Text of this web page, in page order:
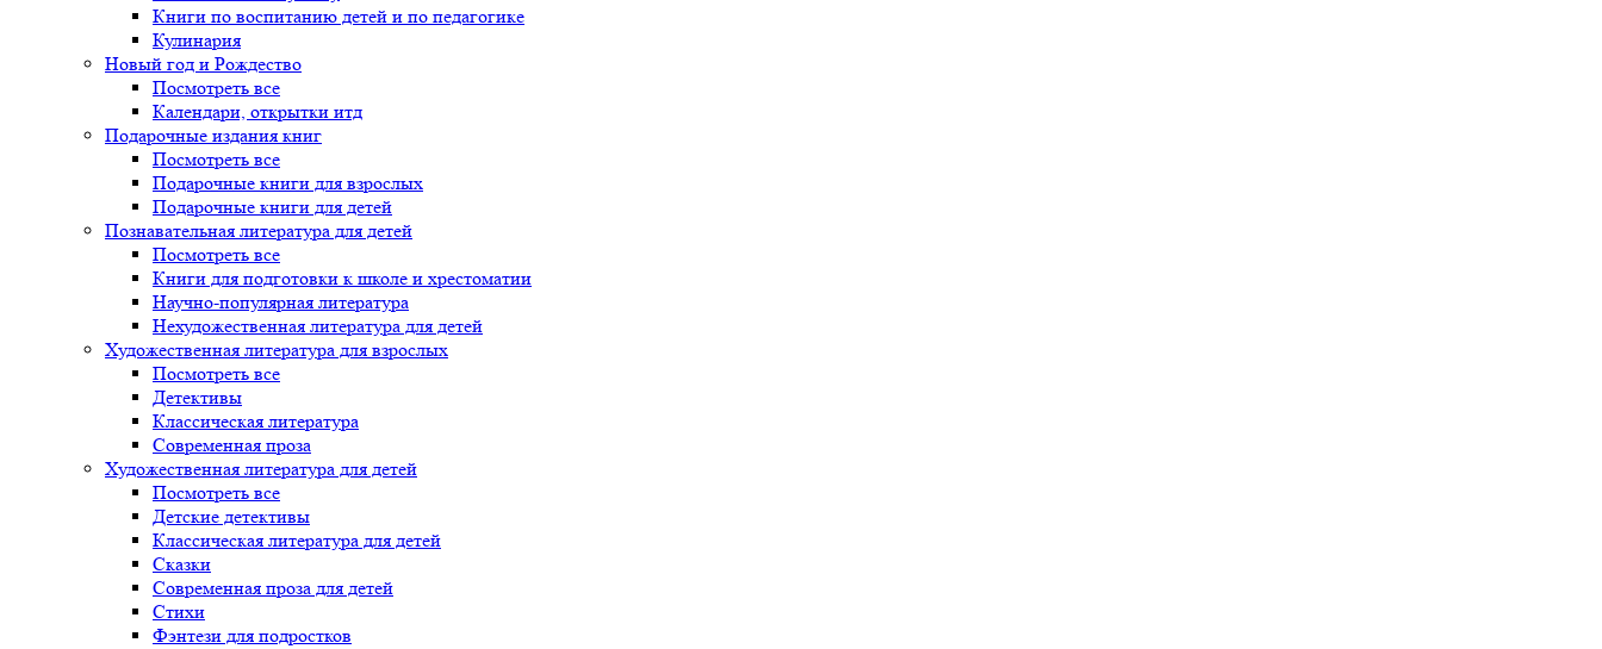
Книги по воспитанию детей и по педагогике
Кулинария
Новый год и Рождество
Посмотреть все
Календари, открытки итд
Подарочные издания книг
Посмотреть все
Подарочные книги для взрослых
Подарочные книги для детей
Познавательная литература для детей
Посмотреть все
Книги для подготовки к школе и хрестоматии
Научно-популярная литература
Нехудожественная литература для детей
Художественная литература для взрослых
Посмотреть все
Детективы
Классическая литература
Современная проза
Художественная литература для детей
Посмотреть все
Детские детективы
Классическая литература для детей
Сказки
Современная проза для детей
Стихи
Фэнтези для подростков